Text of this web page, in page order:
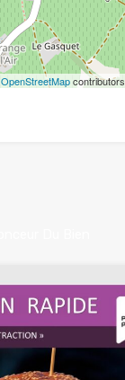
OpenStreetMapcontributors